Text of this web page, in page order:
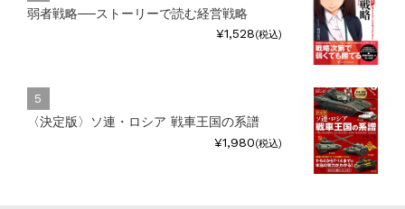
弱者戦略──ストーリーで読む経営戦略
¥1,528(税込)
〈決定版〉ソ連・ロシア 戦車王国の系譜
¥1,980(税込)